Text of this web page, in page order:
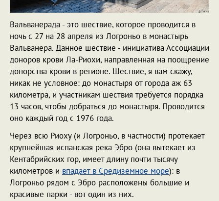
Вальванерада - это шествие, которое проводится в
ночь с 27 на 28 апреля из Логроньо в монастырь
Вальванера. Данное шествие - инициатива Ассоциации
доноров крови Ла-Риохи, направленная на поощрение
донорства крови в регионе. Шествие, я вам скажу,
никак не условное: до монастыря от города аж 63
километра, и участникам шествия требуется порядка
13 часов, чтобы добраться до монастыря. Проводится
оно каждый год с 1976 года.
Через всю Риоху (и Логроньо, в частности) протекает
крупнейшая испанская река Эбро (она вытекает из
Кентабрийских гор, имеет длину почти тысячу
километров и впадает в Средиземное море): в
Логроньо рядом с Эбро расположены большие и
красивые парки - вот один из них.